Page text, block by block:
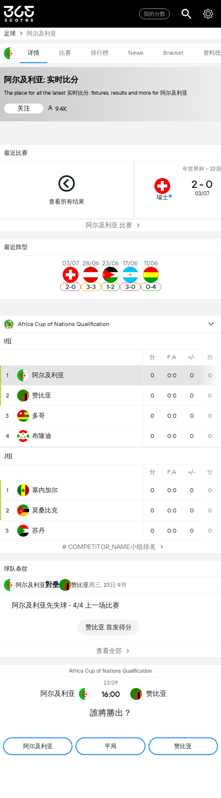
我的分数
足球 阿尔及利亚
详情 比赛 排行榜 News Bracket 资料
阿尔及利亚: 实时比分
The place for all the latest 实时比分, fixtures, results and more for 阿尔及利亚
关注 9.4K
最近比赛
查看所有结果
年世界杯 - 32强
瑞士
2 - 0
03/07
阿尔及利亚 比赛
最近阵型
03/07
2-0
28/06
3-3
23/06
1-2
17/06
3-0
11/06
0-4
Africa Cup of Nations Qualification
I组
分 F:A +/- 分
1 阿尔及利亚 0 0:0 0 0
2 赞比亚 0 0:0 0 0
3 多哥 0 0:0 0 0
4 布隆迪 0 0:0 0 0
J组
分 F:A +/- 分
1 塞内加尔 0 0:0 0 0
2 莫桑比克 0 0:0 0 0
3 苏丹 0 0:0 0 0
# COMPETITOR_NAME小组排名
球队条纹
阿尔及利亚對壘 赞比亚周三, 23日 9月
阿尔及利亚先失球 - 4/4 上一场比赛
赞比亚 首发得分
查看全部
Africa Cup of Nations Qualification
阿尔及利亚
23/09
16:00 赞比亚
誰將勝出？
阿尔及利亚 平局 赞比亚